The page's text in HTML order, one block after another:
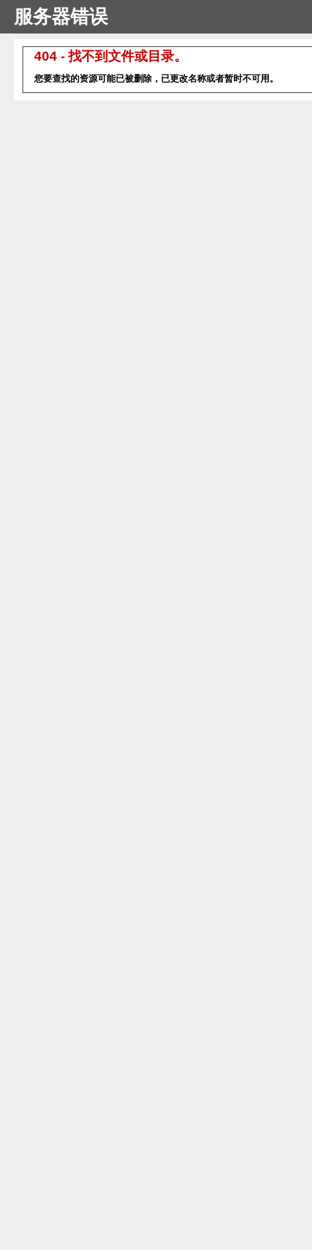
服务器错误
404 - 找不到文件或目录。
您要查找的资源可能已被删除，已更改名称或者暂时不可用。